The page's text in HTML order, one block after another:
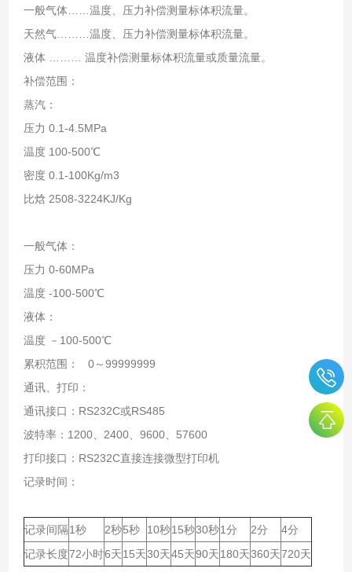
一般气体……温度、压力补偿测量标体积流量。
天然气………温度、压力补偿测量标体积流量。
液体 ……… 温度补偿测量标体积流量或质量流量。
补偿范围：
蒸汽：
压力 0.1-4.5MPa
温度 100-500℃
密度 0.1-100Kg/m3
比焓 2508-3224KJ/Kg
一般气体：
压力 0-60MPa
温度 -100-500℃
液体：
温度 －100-500℃
累积范围： 0～99999999
通讯、打印：
通讯接口：RS232C或RS485
波特率：1200、2400、9600、57600
打印接口：RS232C直接连接微型打印机
记录时间：
记录间隔1秒 2秒5秒 10秒15秒30秒1分 2分
4分
记录长度72小时6天15天30天45天90天180天360天720天